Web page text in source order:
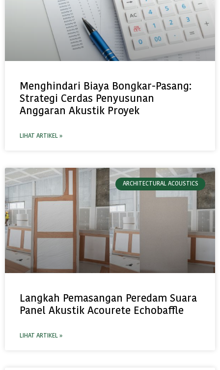
Menghindari Biaya Bongkar-Pasang:
Strategi Cerdas Penyusunan
Anggaran Akustik Proyek
LIHAT ARTIKEL »
ARCHITECTURAL ACOUSTICS
Langkah Pemasangan Peredam Suara
Panel Akustik Acourete Echobaffle
LIHAT ARTIKEL »